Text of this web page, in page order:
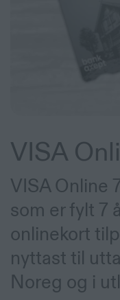
VISA
VISA Online
som er fylt 7
onlinekort
nyttast til
Noreg og i